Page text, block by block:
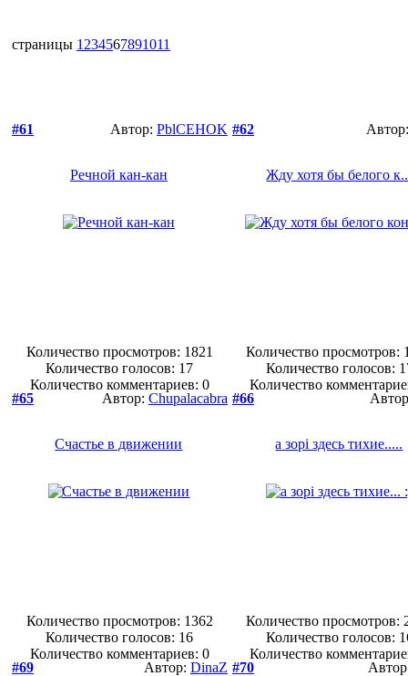
страницы 1 234567891011
#61 Автор: PblCEHOK
Речной кан-кан
Количество просмотров: 1821
Количество голосов: 17
Количество комментариев: 0
#62
Жду хотя бы белого
Количество просмотров:
Количество голосов:
Количество
#65
Автор: Chupalacabra
Счастье в движении
Количество просмотров: 1362
Количество голосов: 16
Количество комментариев: 0
#66
а зорi здесь тихие.....
Количество просмотров:
Количество голосов:
Количество
#69
Автор: DinaZ #70